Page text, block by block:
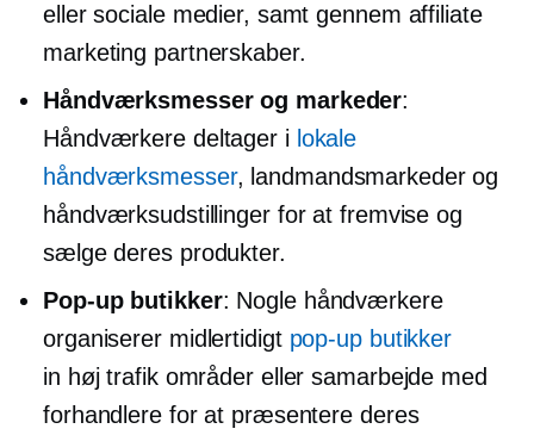
eller sociale medier, samt gennem affiliate
marketing partnerskaber.
Håndværksmesser og markeder:
Håndværkere deltager i lokale
håndværksmesser, landmandsmarkeder og
håndværksudstillinger for at fremvise og
sælge deres produkter.
Pop-upbutikker: Nogle håndværkere
organiserer midlertidigt pop-upbutikker
in høj trafikområder eller samarbejde med
forhandlere for at præsentere deres